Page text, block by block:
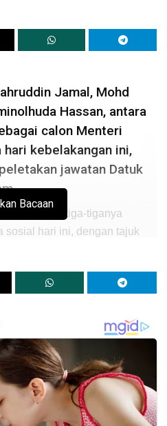
Jamal, Mohd
Hassan, antara
calon Menteri
kebelakangan ini,
jawatan Datuk
gambar ketiga-tiganya
sosial hari ini, dengan tajuk
termaktub dalam Undang-
dalaman PKR, pihaknya
Menteri Besar Johor,
menyediakan dua nama iaitu
Abu Bakar dan ADUN
Bacaan